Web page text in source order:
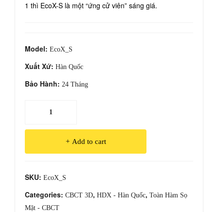
1 thì EcoX-S là một “ứng cử viên” sáng giá.
Model: EcoX_S
Xuất Xứ: Hàn Quốc
Bảo Hành: 24 Tháng
trong
EcoX-
quantity
Add to cart
SKU: EcoX_S
Categories: CBCT 3D, HDX - Hàn Quốc, Toàn Hàm Sọ
Mặt - CBCT